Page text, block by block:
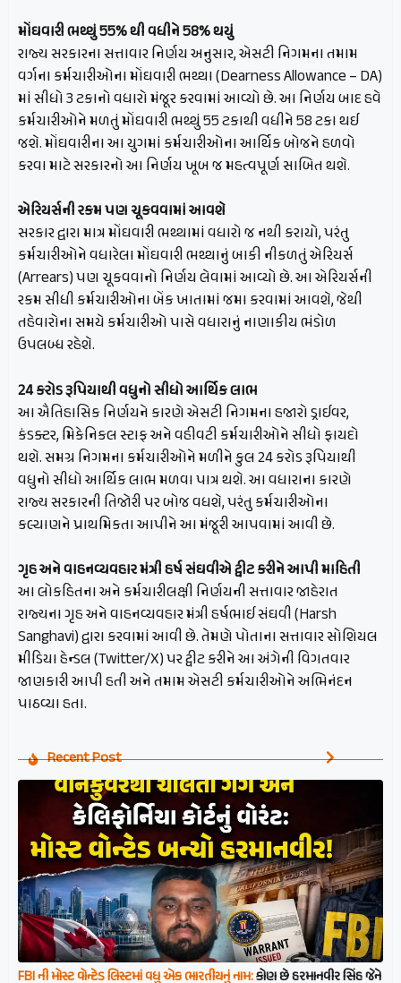
મોંઘવારી ભથ્થું 55% થી વધીને 58% થયું
રાજ્ય સરકારના સત્તાવાર નિર્ણય અનુસાર, એસટી નિગમના તમામ
વર્ગના કર્મચારીઓના મોંઘવારી ભથ્થા (Dearness Allowance – DA)
માં સીધો 3 ટકાનો વધારો મંજૂર કરવામાં આવ્યો છે. આ નિર્ણય બાદ હવે
કર્મચારીઓને મળતું મોંઘવારી ભથ્થું 55 ટકાથી વધીને 58 ટકા થઈ
જશે. મોંઘવારીના આ યુગમાં કર્મચારીઓના આર્થિક બોજને હળવો
કરવા માટે સરકારનો આ નિર્ણય ખૂબ જ મહત્વપૂર્ણ સાબિત થશે.
એરિયર્સની રકમ પણ ચૂકવવામાં આવશે
સરકાર દ્વારા માત્ર મોંઘવારી ભથ્થામાં વધારો જ નથી કરાયો, પરંતુ
કર્મચારીઓને વધારેલા મોંઘવારી ભથ્થાનું બાકી નીકળતું એરિયર્સ
(Arrears) પણ ચૂકવવાનો નિર્ણય લેવામાં આવ્યો છે. આ એરિયર્સની
રકમ સીધી કર્મચારીઓના બેંક ખાતામાં જમા કરવામાં આવશે, જેથી
તહેવારોના સમયે કર્મચારીઓ પાસે વધારાનું નાણાકીય ભંડોળ
ઉપલબ્ધ રહેશે.
24 કરોડ રૂપિયાથી વધુનો સીધો આર્થિક લાભ
આ ઐતિહાસિક નિર્ણયને કારણે એસટી નિગમના હજારો ડ્રાઈવર,
કંડક્ટર, મિકેનિકલ સ્ટાફ અને વહીવટી કર્મચારીઓને સીધો ફાયદો
થશે. સમગ્ર નિગમના કર્મચારીઓને મળીને કુલ 24 કરોડ રૂપિયાથી
વધુનો સીધો આર્થિક લાભ મળવા પાત્ર થશે. આ વધારાના કારણે
રાજ્ય સરકારની તિજોરી પર બોજ વધશે, પરંતુ કર્મચારીઓના
કલ્યાણને પ્રાથમિકતા આપીને આ મંજૂરી આપવામાં આવી છે.
ગૃહ અને વાહનવ્યવહાર મંત્રી હર્ષ સંઘવીએ ટ્વીટ કરીને આપી માહિતી
આ લોકહિતના અને કર્મચારીલક્ષી નિર્ણયની સત્તાવાર જાહેરાત
રાજ્યના ગૃહ અને વાહનવ્યવહાર મંત્રી હર્ષભાઈ સંઘવી (Harsh
Sanghavi) દ્વારા કરવામાં આવી છે. તેમણે પોતાના સત્તાવાર સોશિયલ
મીડિયા હેન્ડલ (Twitter/X) પર ટ્વીટ કરીને આ અંગેની વિગતવાર
જાણકારી આપી હતી અને તમામ એસટી કર્મચારીઓને અભિનંદન
પાઠવ્યા હતા.
Recent Post
FBI ની મોસ્ટ વોન્ટેડ લિસ્ટમાં વધુ એક ભારતીયનું નામ:કોણ છે હરમાનવીર સિંહ જેને